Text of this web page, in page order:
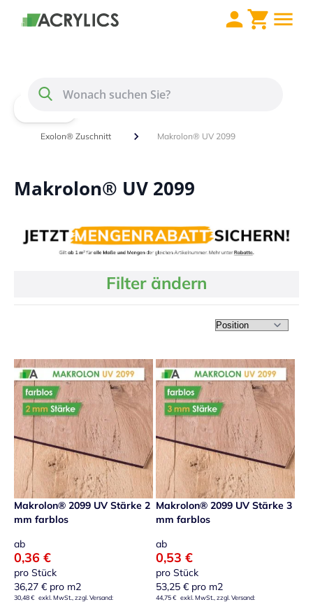
Menü
Exolon® Zuschnitt Makrolon® UV 2099
Makrolon® UV 2099
Filter ändern
Makrolon® 2099 UV Stärke 2
mm farblos
ab
0,36 €
pro Stück
36,27 € pro m2
30,48 €
Makrolon® 2099 UV Stärke 3
mm farblos
ab
0,53 €
pro Stück
53,25 € pro m2
44,75 €